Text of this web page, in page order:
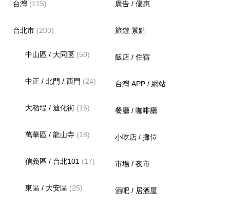
台灣(115)
台北市(203)
中山區 / 大同區 (50)
中正 / 北門 / 西門 (24)
大稻埕 / 迪化街 (16)
萬華區 / 龍山寺 (18)
信義區 / 台北101 (17)
東區 / 大安區 (25)
廣告 / 優惠
旅遊 景點
飯店 / 住宿
台灣 APP / 網站
餐廳 / 咖啡廳
小吃店 / 攤位
市場 / 夜市
酒吧 / 居酒屋